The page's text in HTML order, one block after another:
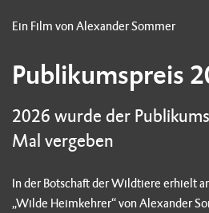
Ein Film von Alexander Sommer
Publikumspreis
2026 wurde der
Mal vergeben
In der Botschaft der Wildtiere erhielt
„Wilde Heimkehrer“ von Alexander